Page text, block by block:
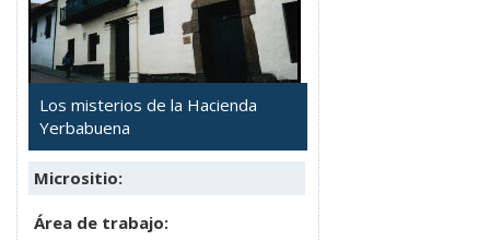
Los misterios de la Hacienda
Yerbabuena
Micrositio:
Área de trabajo: